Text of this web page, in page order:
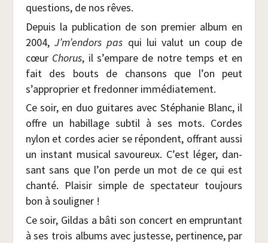
ques­tions, de nos rêves.
Depuis la publi­ca­tion de son pre­mier album en
2004, J’m’endors pas qui lui valut un coup de
cœur Cho­rus, il s’empare de notre temps et en
fait des bouts de chan­sons que l’on peut
s’approprier et fre­don­ner immédiatement.
Ce soir, en duo gui­tares avec Sté­pha­nie Blanc, il
offre un habillage sub­til à ses mots. Cordes
nylon et cordes acier se répondent, offrant aus­si
un ins­tant musi­cal savou­reux. C’est léger, dan­
sant sans que l’on perde un mot de ce qui est
chan­té. Plai­sir simple de spec­ta­teur tou­jours
bon à souligner !
Ce soir, Gil­das a bâti son concert en emprun­tant
à ses trois albums avec jus­tesse, per­ti­nence, par